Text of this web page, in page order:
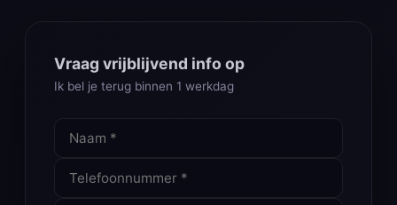
Vraag vrijblijvend info op
Ik bel je terug binnen 1 werkdag